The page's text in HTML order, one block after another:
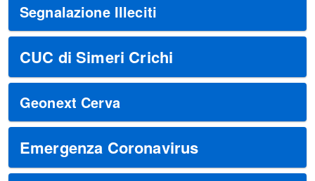
Segnalazione Illeciti
CUC di Simeri Crichi
Geonext Cerva
Emergenza Coronavirus